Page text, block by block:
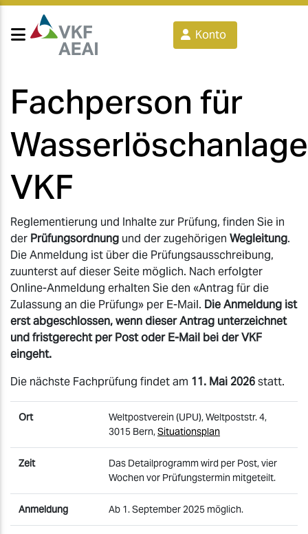
Konto
Fachperson für
VKF
Reglementierung und Inhalte zur Prüfung, finden Sie in
der Prüfungsordnung und der zugehörigen Wegleitung.
Die Anmeldung ist über die Prüfungsausschreibung,
zuunterst auf dieser Seite möglich. Nach erfolgter
Online-Anmeldung erhalten Sie den «Antrag für die
Zulassung an die Prüfung» per E-Mail. Die Anmeldung ist
erst abgeschlossen, wenn dieser Antrag unterzeichnet
und fristgerecht per Post oder E-Mail bei der VKF
eingeht.
Die nächste Fachprüfung findet am 11. Mai 2026statt.
Ort
Weltpostverein (UPU), Weltpoststr. 4,
3015 Bern,Situationsplan
Zeit
Das Detailprogramm wird per Post, vier
Wochen vor Prüfungstermin mitgeteilt.
Anmeldung Ab 1. September 2025 möglich.